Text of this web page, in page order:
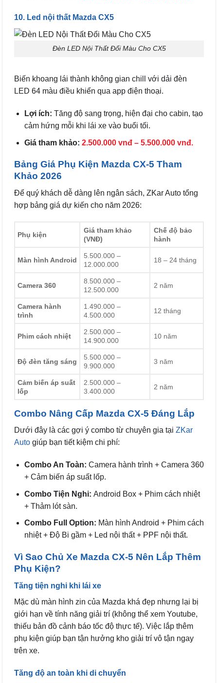
10. Led nội thất Mazda CX5
Đèn LED Nội Thất Đổi Màu Cho CX5
Biến khoang lái thành không gian chill với dải đèn
LED 64 màu điều khiển qua app điện thoại.
Lợi ích: Tăng độ sang trọng, hiện đại cho cabin, tạo
cảm hứng mỗi khi lái xe vào buổi tối.
Giá tham khảo: 2.500.000 vnđ – 5.500.000 vnđ.
Bảng Giá Phụ Kiện Mazda CX-5 Tham
Khảo 2026
Để quý khách dễ dàng lên ngân sách, ZKar Auto tổng
hợp bảng giá dự kiến cho năm 2026:
Phụ kiện
Giá tham khảo
(VNĐ)
Chế độ bảo
hành
Màn hình Android
5.500.000 –
12.000.000
18 – 24 tháng
Camera 360
8.500.000 –
12.500.000
2 năm
Camera hành
trình
1.490.000 –
4.500.000
12 tháng
Phim cách nhiệt
2.500.000 –
14.900.000
10 năm
Độ đèn tăng sáng
5.500.000 –
9.900.000
3 năm
Cảm biến áp suất
lốp
2.500.000 –
3.400.000
2 năm
Combo Nâng Cấp Mazda CX-5 Đáng Lắp
Dưới đây là các gợi ý combo từ chuyên gia tại ZKar
Auto giúp bạn tiết kiệm chi phí:
Combo An Toàn: Camera hành trình + Camera 360
+ Cảm biến áp suất lốp.
Combo Tiện Nghi: Android Box + Phim cách nhiệt
+ Thảm lót sàn.
Combo Full Option: Màn hình Android + Phim cách
nhiệt + Độ Bi gầm + Led nội thất + PPF nội thất.
Vì Sao Chủ Xe Mazda CX-5 Nên Lắp Thêm
Phụ Kiện?
Tăng tiện nghi khi lái xe
Mặc dù màn hình zin của Mazda khá đẹp nhưng lại bị
giới hạn về tính năng giải trí (không thể xem Youtube,
thiếu bản đồ cảnh báo tốc độ thực tế). Việc lắp thêm
phụ kiện giúp bạn tận hưởng kho giải trí vô tận ngay
trên xe.
Tăng độ an toàn khi di chuyển